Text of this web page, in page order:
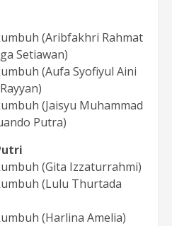
(Aribfakhri Rahmat
Setiawan)
(Aufa Syofiyul Aini
(Jaisyu Muhammad
Putra)
(Gita Izzaturrahmi)
(Lulu Thurtada
(Harlina Amelia)